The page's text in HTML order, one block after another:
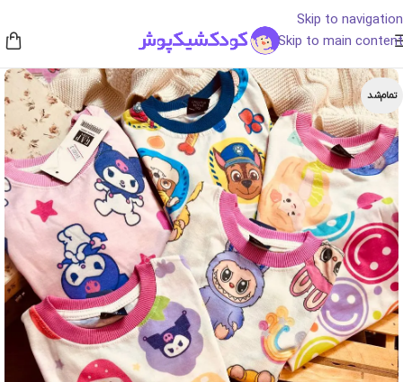
Skip to navigation
Skip to main content
تمام‌شد